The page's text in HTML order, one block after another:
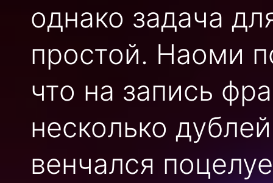
однако задача
простой. Наоми
что на запись
несколько
венчался